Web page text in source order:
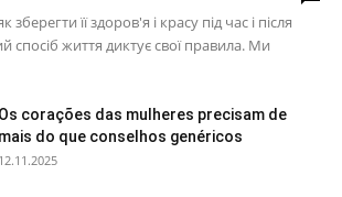
її здоров'я і красу під час і після
спосіб життя диктує свої правила. Ми
Os corações das mulheres precisam de
mais do que conselhos genéricos
12.11.2025